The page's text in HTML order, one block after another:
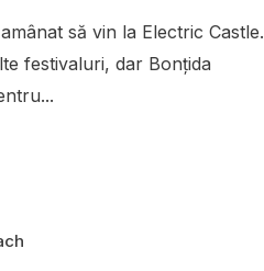
să vin la Electric Castle.
festivaluri, dar Bonțida